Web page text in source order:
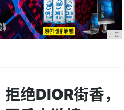
广告
绝DIOR街香，